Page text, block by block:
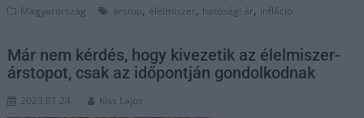
Magyarország árstop, élelmiszer, hatósági ár, infláció
Már nem kérdés, hogy kivezetik az élelmiszer-
árstopot, csak az időpontján gondolkodnak
2023.01.24. Kiss Lajos